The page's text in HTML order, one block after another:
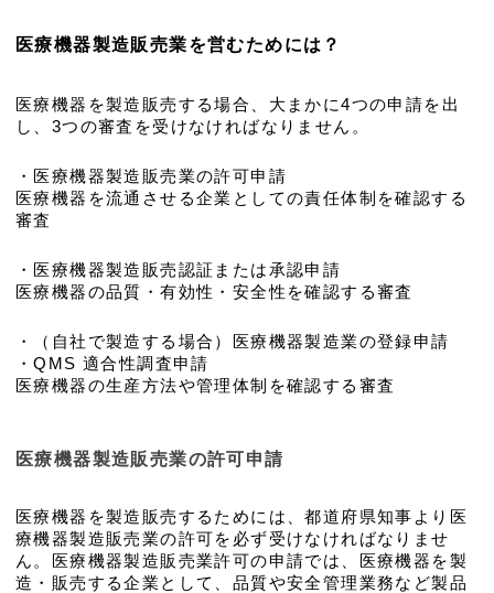
医療機器製造販売業を営むためには？
医療機器を製造販売する場合、大まかに4つの申請を出
し、3つの審査を受けなければなりません。
・医療機器製造販売業の許可申請
医療機器を流通させる企業としての責任体制を確認する
審査
・医療機器製造販売認証または承認申請
医療機器の品質・有効性・安全性を確認する審査
・（自社で製造する場合）医療機器製造業の登録申請
・QMS 適合性調査申請
医療機器の生産方法や管理体制を確認する審査
医療機器製造販売業の許可申請
医療機器を製造販売するためには、都道府県知事より医
療機器製造販売業の許可を必ず受けなければなりませ
ん。医療機器製造販売業許可の申請では、医療機器を製
造・販売する企業として、品質や安全管理業務など製品